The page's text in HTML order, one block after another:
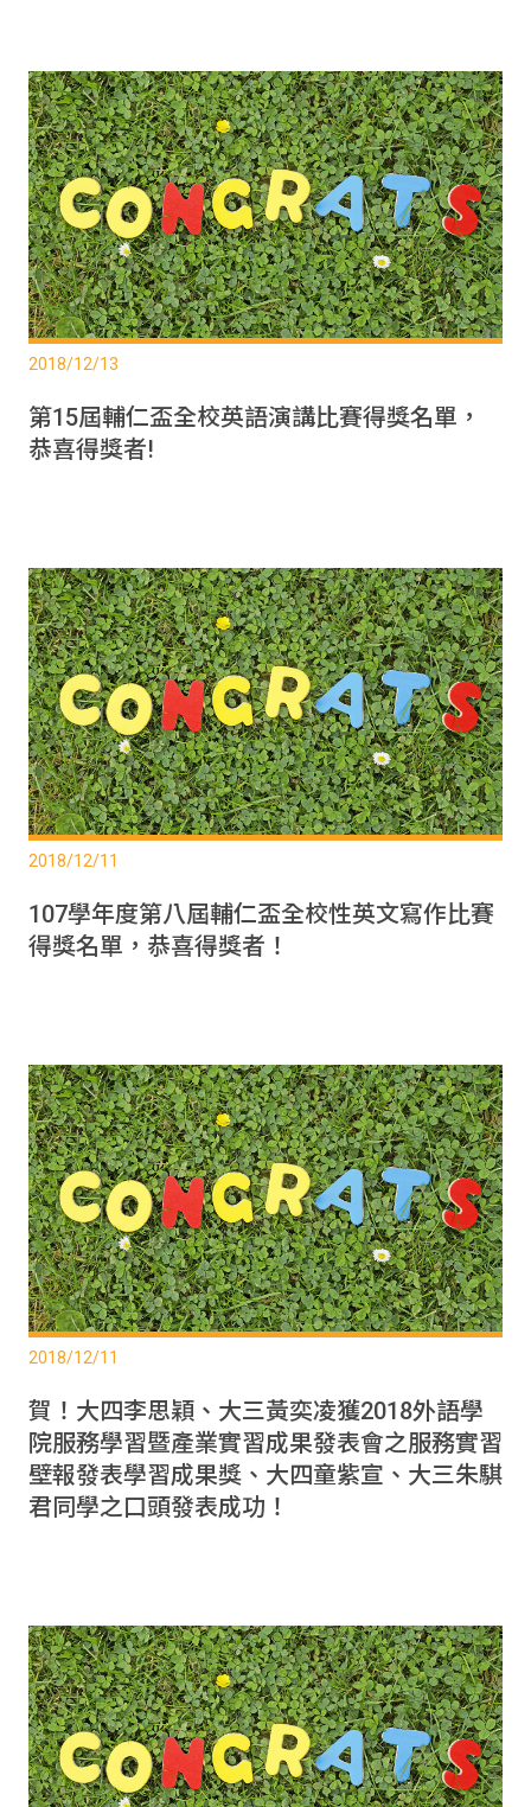
2018/12/13
第15屆輔仁盃全校英語演講比賽得獎名單，
恭喜得獎者!
2018/12/11
107學年度第八屆輔仁盃全校性英文寫作比賽
得獎名單，恭喜得獎者！
2018/12/11
賀！大四李思穎、大三黃奕凌獲2018外語學
院服務學習暨產業實習成果發表會之服務實習
壁報發表學習成果獎、大四童紫宣、大三朱騏
君同學之口頭發表成功！